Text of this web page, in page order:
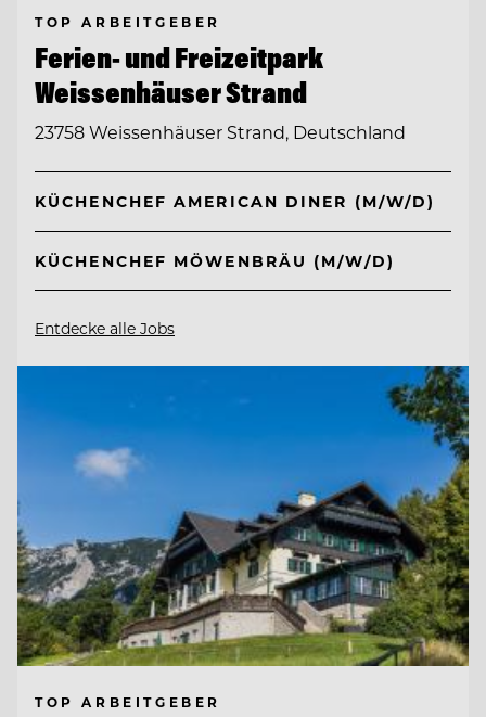
TOP ARBEITGEBER
Ferien- und Freizeitpark
Weissenhäuser Strand
23758 Weissenhäuser Strand, Deutschland
KÜCHENCHEF AMERICAN DINER (M/W/D)
KÜCHENCHEF MÖWENBRÄU (M/W/D)
Entdecke alle Jobs
TOP ARBEITGEBER